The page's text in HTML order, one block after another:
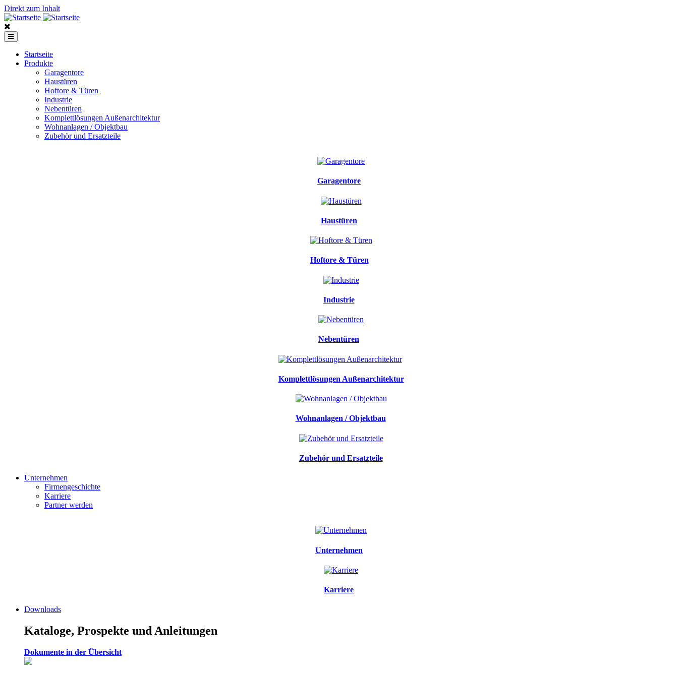
Direkt zum Inhalt
Startseite
Produkte
Garagentore
Haustüren
Hoftore & Türen
Industrie
Nebentüren
Komplettlösungen Außenarchitektur
Wohnanlagen / Objektbau
Zubehör und Ersatzteile
Garagentore
Haustüren
Hoftore & Türen
Industrie
Nebentüren
Komplettlösungen Außenarchitektur
Wohnanlagen / Objektbau
Zubehör und Ersatzteile
Unternehmen
Firmengeschichte
Karriere
Partner werden
Unternehmen
Karriere
Downloads
Kataloge, Prospekte und Anleitungen
Dokumente in der Übersicht